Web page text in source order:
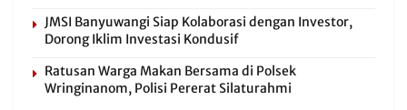
JMSI Banyuwangi Siap Kolaborasi dengan Investor,
Dorong Iklim Investasi Kondusif
Ratusan Warga Makan Bersama di Polsek
Wringinanom, Polisi Pererat Silaturahmi